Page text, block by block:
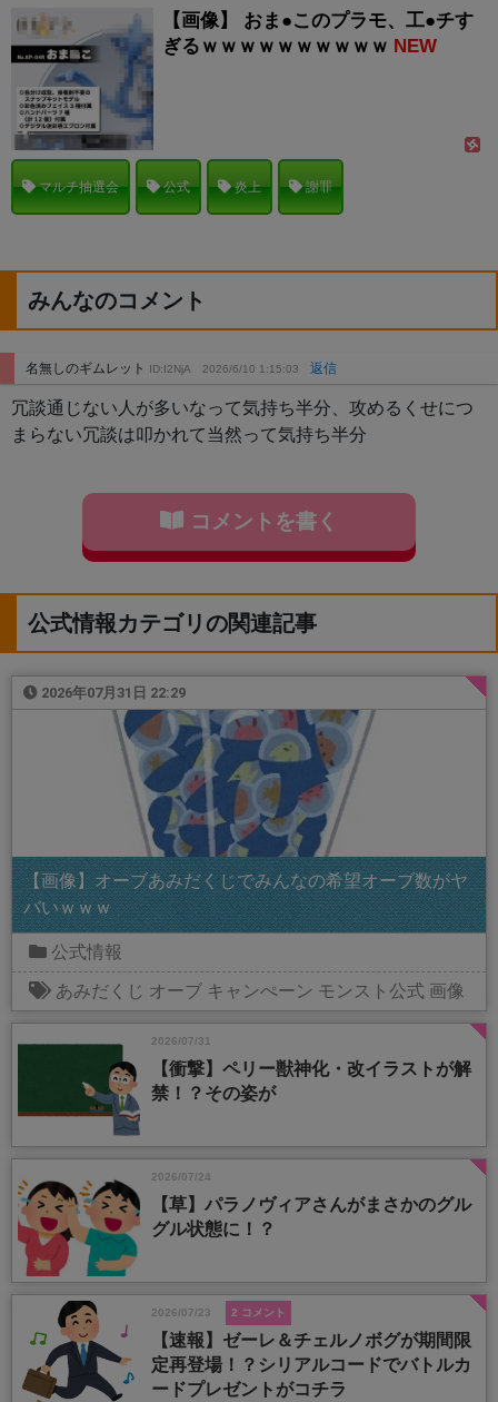
【画像】 おま●このプラモ、工●チす
ぎるｗｗｗｗｗｗｗｗｗｗ NEW
マルチ抽選会 公式 炎上 謝罪
みんなのコメント
名無しのギムレット ID:I2NjA 2026/6/10 1:15:03 返信
冗談通じない人が多いなって気持ち半分、攻めるくせにつ
まらない冗談は叩かれて当然って気持ち半分
コメントを書く
公式情報カテゴリの関連記事
2026年07月31日 22:29
【画像】オーブあみだくじでみんなの希望オーブ数がヤ
バいｗｗｗ
公式情報
あみだくじ オーブ キャンぺーン モンスト公式 画像
2026/07/31
【衝撃】ペリー獣神化・改イラストが解
禁！？その姿が
2026/07/24
【草】パラノヴィアさんがまさかのグル
グル状態に！？
2026/07/23 2 コメント
【速報】ゼーレ＆チェルノボグが期間限
定再登場！？シリアルコードでバトルカ
ードプレゼントがコチラ